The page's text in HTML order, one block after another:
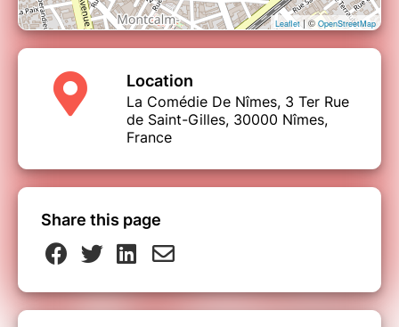
Leaflet | © OpenStreetMap
Location
La Comédie De Nîmes, 3 Ter Rue
de Saint-Gilles, 30000 Nîmes,
France
Share this page